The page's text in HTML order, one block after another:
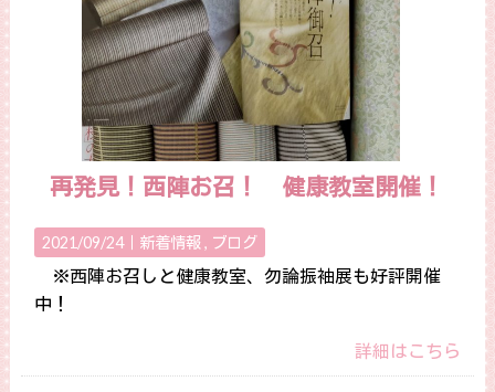
再発見！西陣お召！ 健康教室開催！
2021/09/24｜ 新着情報 ブログ
※西陣お召しと健康教室、勿論振袖展も好評開催
中！
詳細はこちら